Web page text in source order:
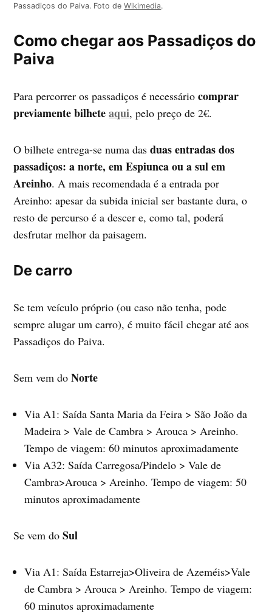
Passadiços do Paiva. Foto deWikimedia.
Como chegar aos Passadiços do
Paiva
Para percorrer os passadiços é necessáriocomprar
previamente bilhete aqui, pelo preço de 2€.
O bilhete entrega-se numa das duas entradas dos
passadiços: a norte, em Espiunca ou a sul em
Areinho. A mais recomendada é a entrada por
Areinho: apesar da subida inicial ser bastante dura, o
resto de percurso é a descer e, como tal, poderá
desfrutar melhor da paisagem.
De carro
Se tem veículo próprio (ou caso não tenha, pode
sempre alugar um carro), é muito fácil chegar até aos
Passadiços do Paiva.
Sem vem doNorte
Via A1: Saída Santa Maria da Feira > São João da
Madeira > Vale de Cambra > Arouca > Areinho.
Tempo de viagem: 60 minutos aproximadamente
Via A32: Saída Carregosa/Pindelo > Vale de
Cambra>Arouca > Areinho. Tempo de viagem: 50
minutos aproximadamente
Se vem doSul
Via A1: Saída Estarreja>Oliveira de Azeméis>Vale
de Cambra > Arouca > Areinho. Tempo de viagem:
60 minutos aproximadamente